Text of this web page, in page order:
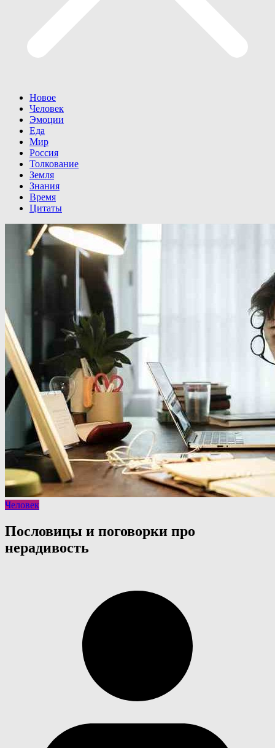
Новое
Человек
Эмоции
Еда
Мир
Россия
Толкование
Земля
Знания
Время
Цитаты
Человек
Пословицы и поговорки про
нерадивость